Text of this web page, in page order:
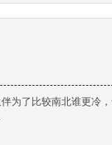
为了比较南北谁更冷